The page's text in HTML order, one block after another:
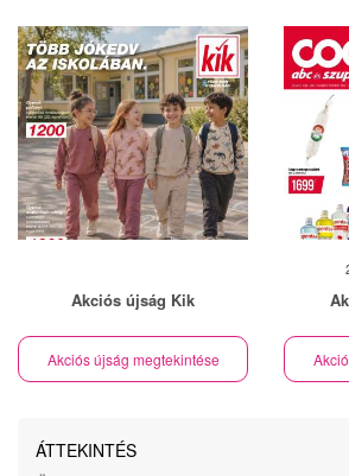
Akciós újság Kik
Akciós újság megtekintése
ÁTTEKINTÉS